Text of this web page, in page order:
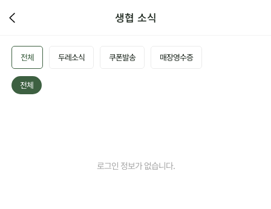
생협 소식
전체 두레소식 쿠폰발송 매장영수증
전체
로그인 정보가 없습니다.